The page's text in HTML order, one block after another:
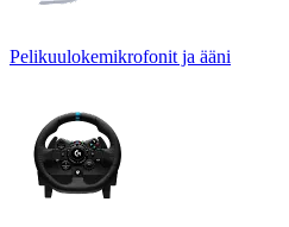
Pelikuulokemikrofonit ja ääni